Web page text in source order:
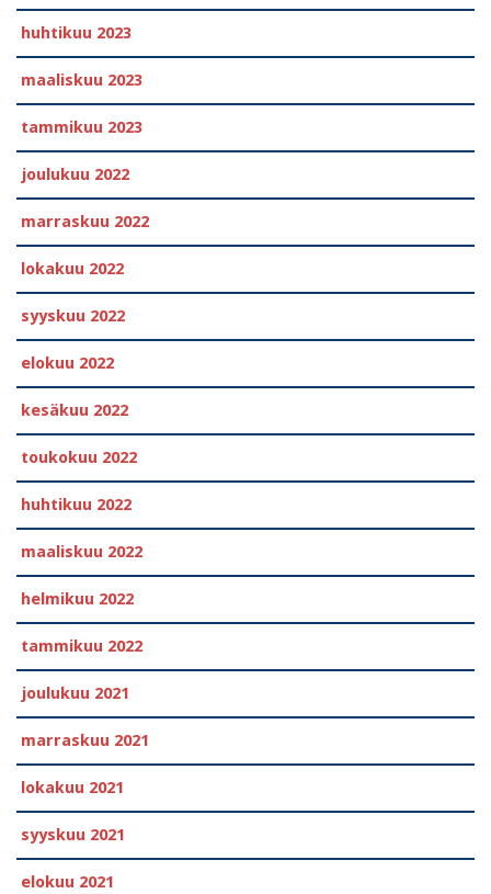
huhtikuu 2023
maaliskuu 2023
tammikuu 2023
joulukuu 2022
marraskuu 2022
lokakuu 2022
syyskuu 2022
elokuu 2022
kesäkuu 2022
toukokuu 2022
huhtikuu 2022
maaliskuu 2022
helmikuu 2022
tammikuu 2022
joulukuu 2021
marraskuu 2021
lokakuu 2021
syyskuu 2021
elokuu 2021